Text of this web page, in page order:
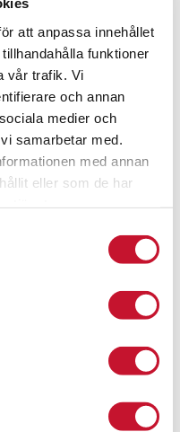
att anpassa innehållet
funktioner
vår trafik. Vi
och annan
medier och
samarbetar med.
med annan
eller som de har
Pålsson
736 630029